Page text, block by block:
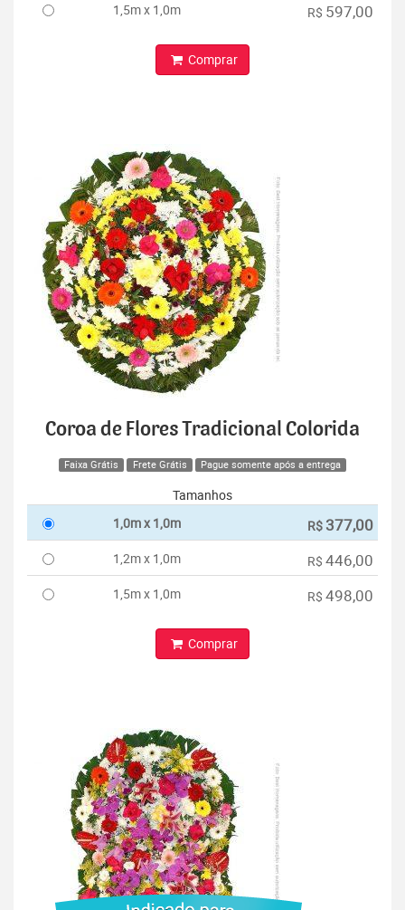
1,5m x 1,0m R$ 597,00
Comprar
Coroa de Flores Tradicional Colorida
Faixa Grátis Frete Grátis Pague somente após a entrega
Tamanhos
1,0m x 1,0m
R$ 377,00
1,2m x 1,0m R$ 446,00
1,5m x 1,0m R$ 498,00
Comprar